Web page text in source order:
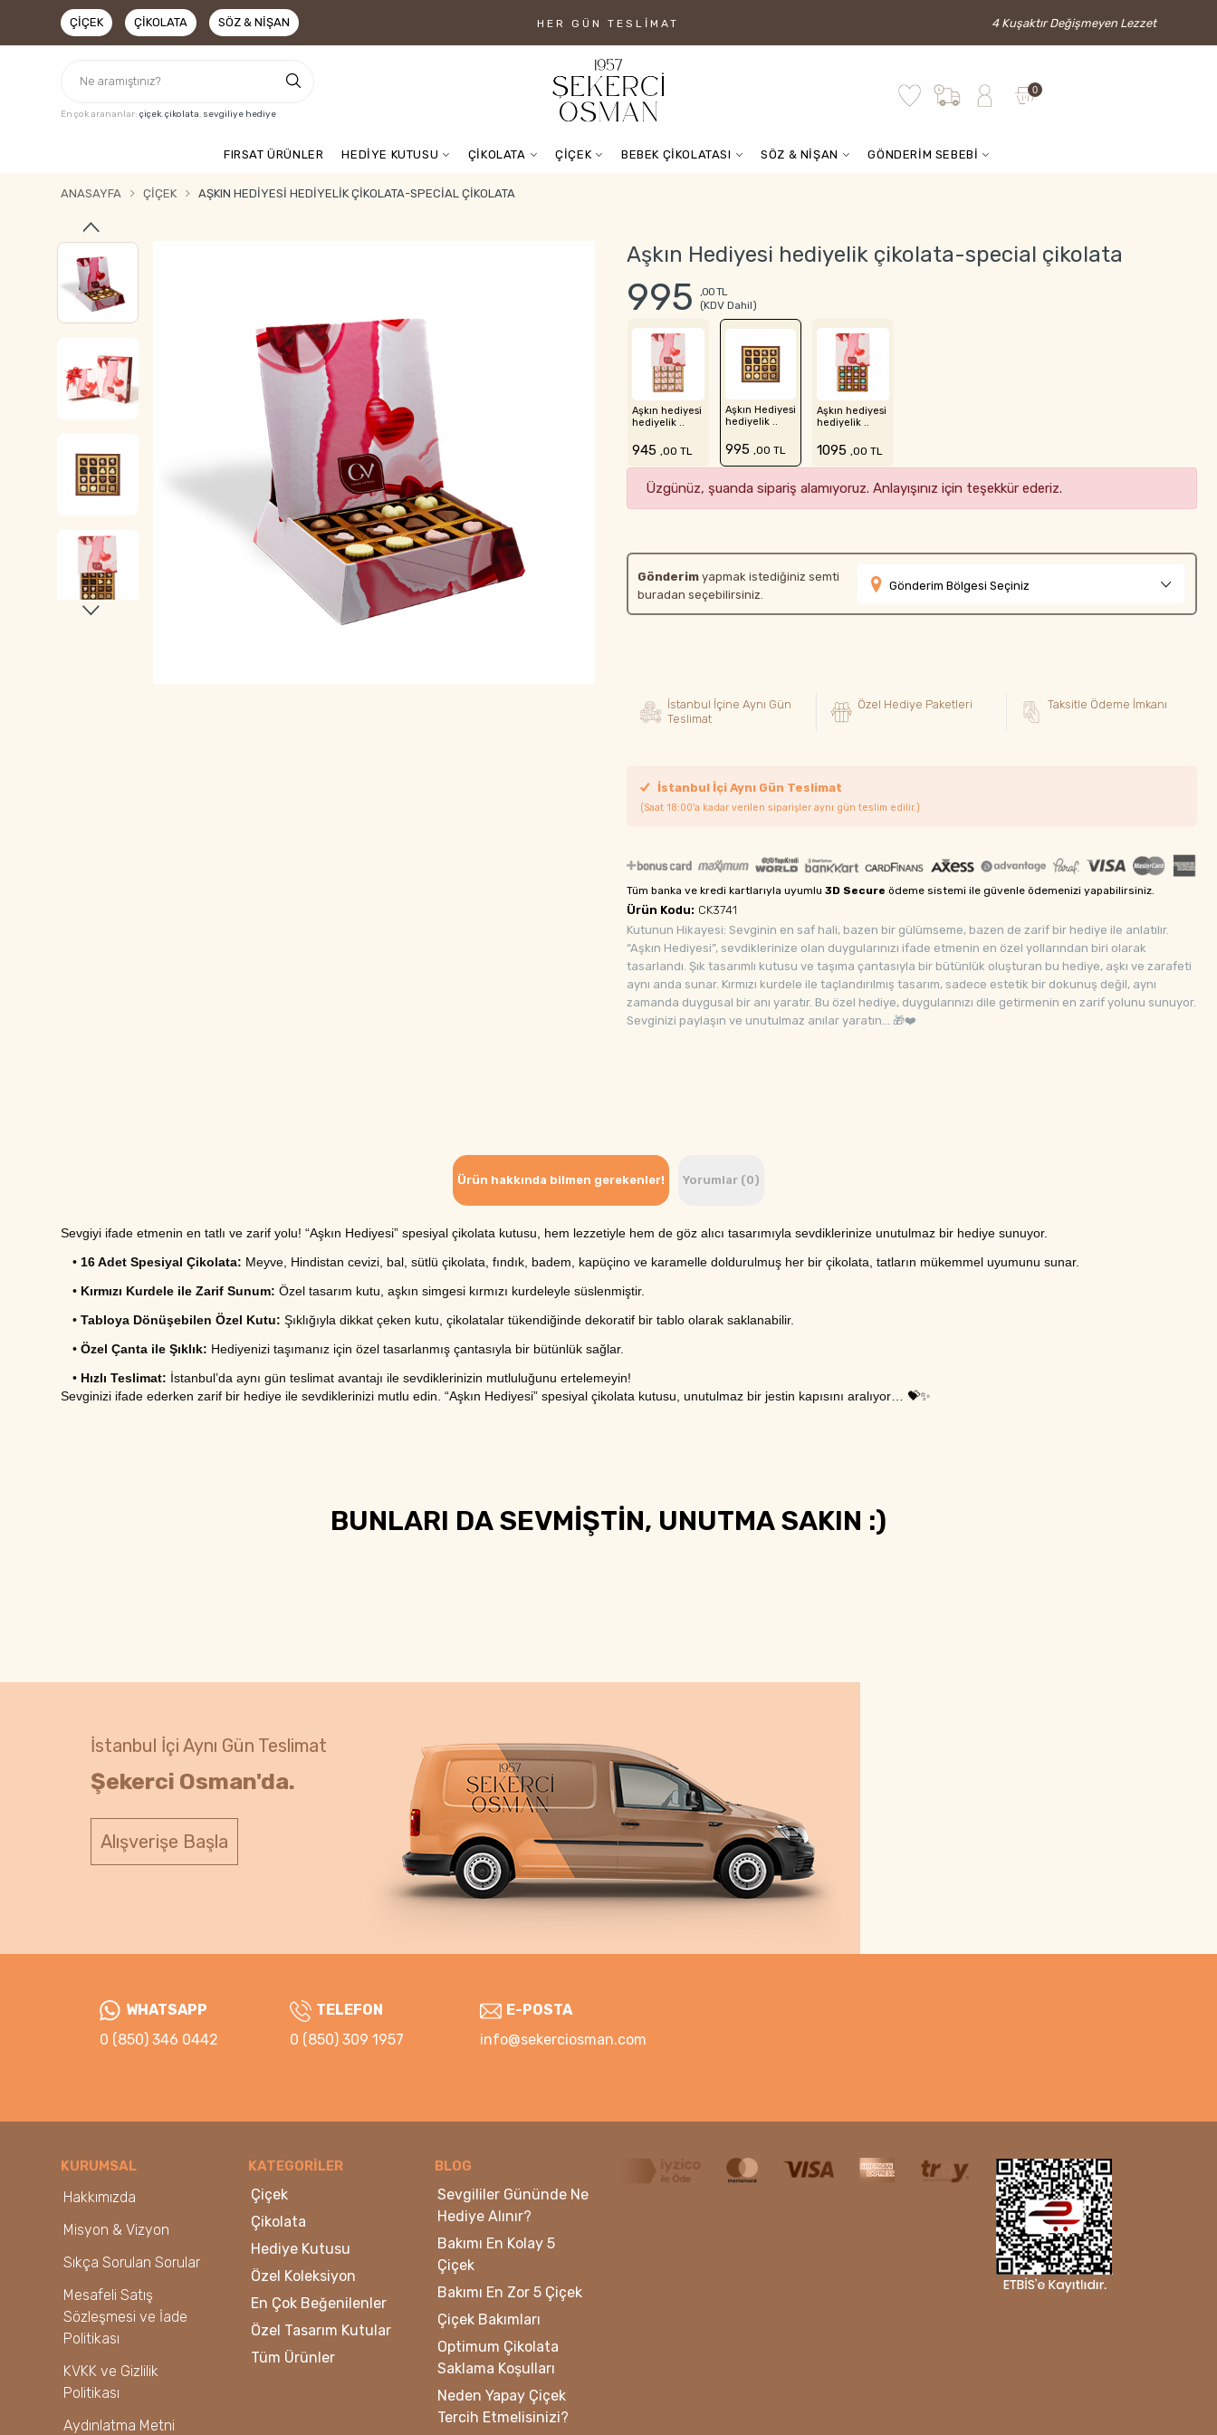
ÇIÇEK ÇIKOLATA SÖZ & NIŞAN HER GÜN TESLIMAT 4 Kuşaktır Değişmeyen Lezzet
En çok arananlar: çiçek,çikolata, sevgiliye hediye
0
FIRSAT ÜRÜNLER HEDİYE KUTUSU ÇİKOLATA ÇİÇEK BEBEK ÇİKOLATASI SÖZ & NİŞAN GÖNDERİM SEBEBİ
ANASAYFA ÇIÇEK AŞKIN HEDIYESI HEDIYELIK ÇIKOLATA-SPECIAL ÇIKOLATA
Aşkın Hediyesi hediyelik çikolata-special çikolata
995
,00 TL
(KDV Dahil)
Aşkın hediyesi
hediyelik ..
945 ,00 TL
Aşkın Hediyesi
hediyelik ..
995 ,00 TL
Aşkın hediyesi
hediyelik ..
1095 ,00 TL
Üzgünüz, şuanda sipariş alamıyoruz. Anlayışınız için teşekkür ederiz.
Gönderim yapmak istediğiniz semti
buradan seçebilirsiniz.
Gönderim Bölgesi Seçiniz
İstanbul İçine Aynı Gün
Teslimat
Özel Hediye Paketleri Taksitle Ödeme İmkanı
İstanbul İçi Aynı Gün Teslimat
(Saat 18:00'a kadar verilen siparişler aynı gün teslim edilir.)
Tüm banka ve kredi kartlarıyla uyumlu 3D Secure ödeme sistemi ile güvenle ödemenizi yapabilirsiniz.
Ürün Kodu: CK3741
Kutunun Hikayesi: Sevginin en saf hali, bazen bir gülümseme, bazen de zarif bir hediye ile anlatılır.
“Aşkın Hediyesi”, sevdiklerinize olan duygularınızı ifade etmenin en özel yollarından biri olarak
tasarlandı. Şık tasarımlı kutusu ve taşıma çantasıyla bir bütünlük oluşturan bu hediye, aşkı ve zarafeti
aynı anda sunar. Kırmızı kurdele ile taçlandırılmış tasarım, sadece estetik bir dokunuş değil, aynı
zamanda duygusal bir anı yaratır. Bu özel hediye, duygularınızı dile getirmenin en zarif yolunu sunuyor.
Sevginizi paylaşın ve unutulmaz anılar yaratın… 🎁❤️
Ürün hakkında bilmen gerekenler! Yorumlar (0)
Sevgiyi ifade etmenin en tatlı ve zarif yolu! “Aşkın Hediyesi” spesiyal çikolata kutusu, hem lezzetiyle hem de göz alıcı tasarımıyla sevdiklerinize unutulmaz bir hediye sunuyor.
• 16 Adet Spesiyal Çikolata: Meyve, Hindistan cevizi, bal, sütlü çikolata, fındık, badem, kapüçino ve karamelle doldurulmuş her bir çikolata, tatların mükemmel uyumunu sunar.
• Kırmızı Kurdele ile Zarif Sunum: Özel tasarım kutu, aşkın simgesi kırmızı kurdeleyle süslenmiştir.
• Tabloya Dönüşebilen Özel Kutu: Şıklığıyla dikkat çeken kutu, çikolatalar tükendiğinde dekoratif bir tablo olarak saklanabilir.
• Özel Çanta ile Şıklık: Hediyenizi taşımanız için özel tasarlanmış çantasıyla bir bütünlük sağlar.
• Hızlı Teslimat: İstanbul’da aynı gün teslimat avantajı ile sevdiklerinizin mutluluğunu ertelemeyin!
Sevginizi ifade ederken zarif bir hediye ile sevdiklerinizi mutlu edin. “Aşkın Hediyesi” spesiyal çikolata kutusu, unutulmaz bir jestin kapısını aralıyor… 💝✨
BUNLARI DA SEVMİŞTİN, UNUTMA SAKIN :)
İstanbul İçi Aynı Gün Teslimat
Şekerci Osman'da.
Alışverişe Başla
WHATSAPP
0 (850) 346 0442
TELEFON
0 (850) 309 1957
E-POSTA
info@sekerciosman.com
KURUMSAL
Hakkımızda
Misyon & Vizyon
Sıkça Sorulan Sorular
Mesafeli Satış
Sözleşmesi ve İade
Politikası
KVKK ve Gizlilik
Politikası
Aydınlatma Metni
KATEGORİLER
Çiçek
Çikolata
Hediye Kutusu
Özel Koleksiyon
En Çok Beğenilenler
Özel Tasarım Kutular
Tüm Ürünler
BLOG
Sevgililer Gününde Ne
Hediye Alınır?
Bakımı En Kolay 5
Çiçek
Bakımı En Zor 5 Çiçek
Çiçek Bakımları
Optimum Çikolata
Saklama Koşulları
Neden Yapay Çiçek
Tercih Etmelisinizi?